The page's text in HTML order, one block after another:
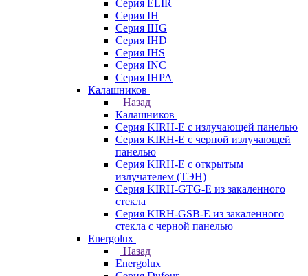
Серия ELIR
Серия IH
Серия IHG
Серия IHD
Серия IHS
Серия INC
Серия IHPA
Калашников
Назад
Калашников
Серия KIRH-E с излучающей панелью
Серия KIRH-E с черной излучающей
панелью
Серия KIRH-E с открытым
излучателем (ТЭН)
Серия KIRH-GTG-E из закаленного
стекла
Серия KIRH-GSB-E из закаленного
стекла с черной панелью
Energolux
Назад
Energolux